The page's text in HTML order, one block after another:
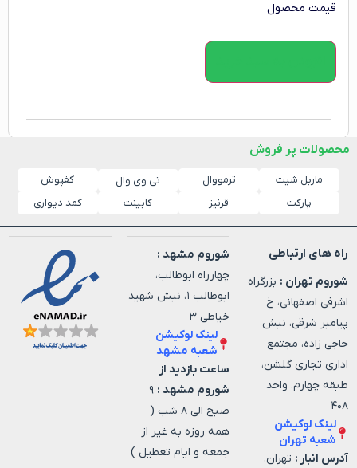
قیمت محصول
محصولات پر فروش
ماربل شیت ترمووال تی وی وال
کفپوش
پارکت
قرنیز کابینت کمد دیواری
راه های ارتباطی
شوروم تهران : بزرگراه
اشرفی اصفهانی، خ
پیامبر شرقی، نبش
حاجی زاده، مجتمع
اداری تجاری گلشن،
طبقه چهارم، واحد
۴۰۸
لینک لوکیشن
شعبه تهران
آدرس انبار : تهران،
شوروم مشهد :
چهارراه ابوطالب،
ابوطالب ۱، نبش شهید
خیاطی ۳
لینک لوکیشن
شعبه مشهد
ساعت بازدید از
شوروم مشهد : ۹
صبح الی ۸ شب (
همه روزه به غیر از
جمعه و ایام تعطیل )